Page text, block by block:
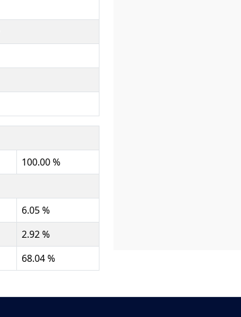
100.00 %
6.05 %
2.92 %
68.04 %